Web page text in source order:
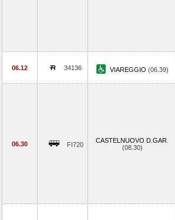
06.12 34136 VIAREGGIO (06.39)
06.30 FI720
CASTELNUOVO D.GAR.
(08.30)